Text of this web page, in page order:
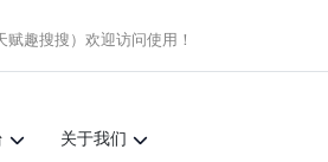
趣搜搜） 欢迎访问使用！
关于我们